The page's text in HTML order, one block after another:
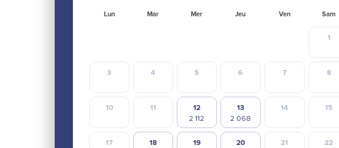
Lun Mar Mer Jeu Ven Sam
1
3 4 5 6 7 8
10 11 12 13 14 15
17 18 19 20 21 22